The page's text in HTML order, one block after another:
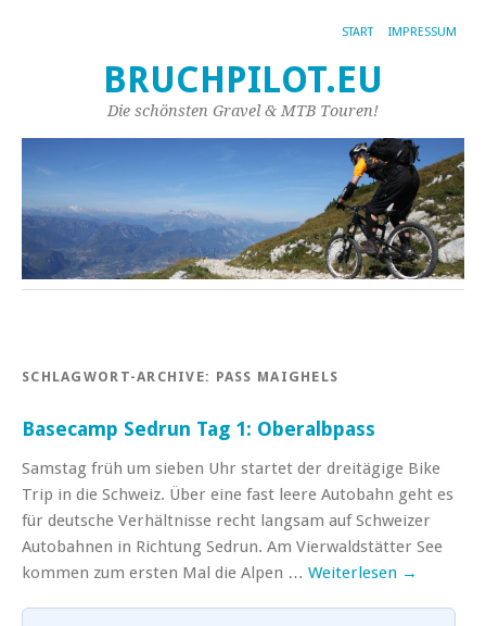
START IMPRESSUM
BRUCHPILOT.EU
Die schönsten Gravel & MTB Touren!
SCHLAGWORT-ARCHIVE: PASS MAIGHELS
Basecamp Sedrun Tag 1: Oberalbpass
Samstag früh um sieben Uhr startet der dreitägige Bike
Trip in die Schweiz. Über eine fast leere Autobahn geht es
für deutsche Verhältnisse recht langsam auf Schweizer
Autobahnen in Richtung Sedrun. Am Vierwaldstätter See
kommen zum ersten Mal die Alpen … Weiterlesen →